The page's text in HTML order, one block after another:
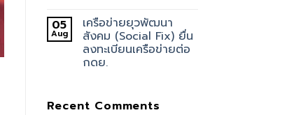
05
Aug
เครือข่ายยุวพัฒนา
สังคม (Social Fix) ยื่น
ลงทะเบียนเครือข่ายต่อ
กดย.
Recent Comments